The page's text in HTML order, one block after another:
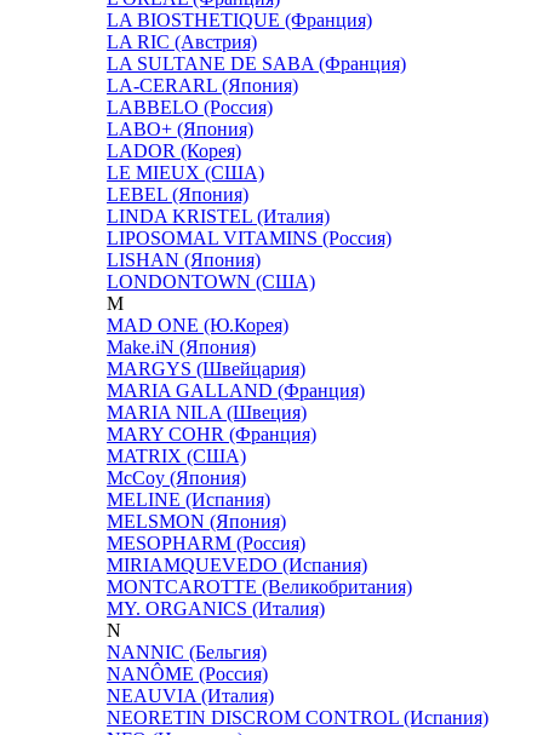
LA BIOSTHETIQUE (Франция)
LA RIC (Австрия)
LA SULTANE DE SABA (Франция)
LA-CERARL (Япония)
LABBELO (Россия)
LABO+ (Япония)
LADOR (Корея)
LE MIEUX (США)
LEBEL (Япония)
LINDA KRISTEL (Италия)
LIPOSOMAL VITAMINS (Россия)
LISHAN (Япония)
LONDONTOWN (США)
M
MAD ONE (Ю.Корея)
Make.iN (Япония)
MARGYS (Швейцария)
MARIA GALLAND (Франция)
MARIA NILA (Швеция)
MARY COHR (Франция)
MATRIX (США)
McCoy (Япония)
MELINE (Испания)
MELSMON (Япония)
MESOPHARM (Россия)
MIRIAMQUEVEDO (Испания)
MONTCAROTTE (Великобритания)
MY. ORGANICS (Италия)
N
NANNIC (Бельгия)
NANÔME (Россия)
NEAUVIA (Италия)
NEORETIN DISCROM CONTROL (Испания)